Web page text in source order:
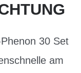
30 Set
am